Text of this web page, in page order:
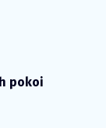
pokoi